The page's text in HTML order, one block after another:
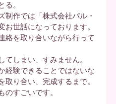
。
制作では「株式会社パル・
お世話になっております。
絡を取り合いながら行って
しまい、すみません。
経験できることではないな
取り合い、完成するまで。
のすごいです。